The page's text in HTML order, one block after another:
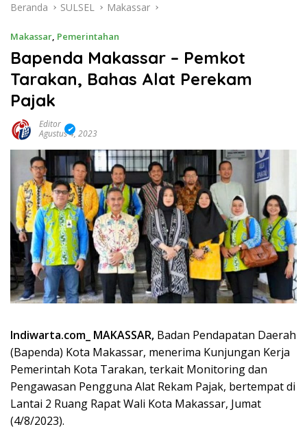
Beranda SULSEL Makassar
Makassar, Pemerintahan
Bapenda Makassar – Pemkot
Tarakan, Bahas Alat Perekam
Pajak
Editor
Agustus 4, 2023
Indiwarta.com_ MAKASSAR, Badan Pendapatan Daerah
(Bapenda) Kota Makassar, menerima Kunjungan Kerja
Pemerintah Kota Tarakan, terkait Monitoring dan
Pengawasan Pengguna Alat Rekam Pajak, bertempat di
Lantai 2 Ruang Rapat Wali Kota Makassar, Jumat
(4/8/2023).